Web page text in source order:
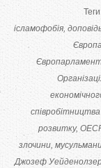
ісламофобія
співробітництва
розвитку
злочини
Джозеф